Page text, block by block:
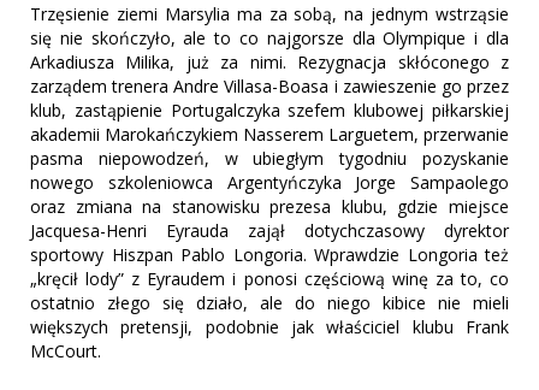
Trzęsienie ziemi Marsylia ma za sobą, na jednym wstrząsie
się nie skończyło, ale to co najgorsze dla Olympique i dla
Arkadiusza Milika, już za nimi. Rezygnacja skłóconego z
zarządem trenera Andre Villasa-Boasa i zawieszenie go przez
klub, zastąpienie Portugalczyka szefem klubowej piłkarskiej
akademii Marokańczykiem Nasserem Larguetem, przerwanie
pasma niepowodzeń, w ubiegłym tygodniu pozyskanie
nowego szkoleniowca Argentyńczyka Jorge Sampaolego
oraz zmiana na stanowisku prezesa klubu, gdzie miejsce
Jacquesa-Henri Eyrauda zajął dotychczasowy dyrektor
sportowy Hiszpan Pablo Longoria. Wprawdzie Longoria też
„kręcił lody” z Eyraudem i ponosi częściową winę za to, co
ostatnio złego się działo, ale do niego kibice nie mieli
większych pretensji, podobnie jak właściciel klubu Frank
McCourt.